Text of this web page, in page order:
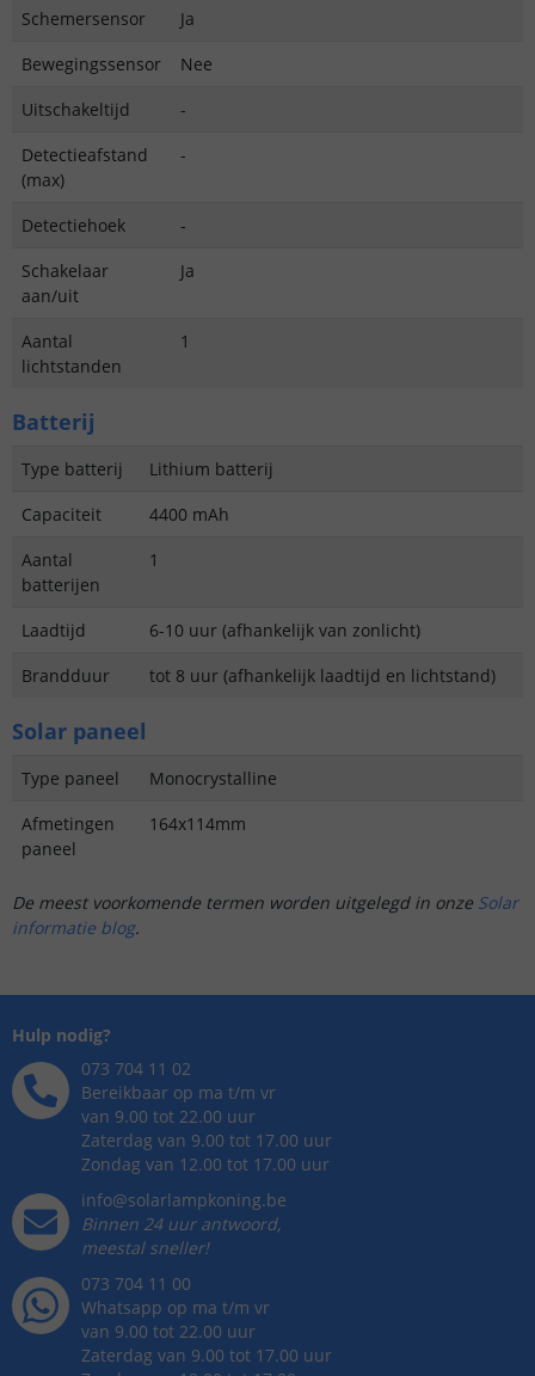
Schemersensor
Ja
Bewegingssensor
Nee
Uitschakeltijd
-
Detectieafstand
(max)
-
Detectiehoek
-
Schakelaar
aan/uit
Ja
Aantal
lichtstanden
1
Batterij
Type batterij
Lithium batterij
Capaciteit
4400 mAh
Aantal
batterijen
1
Laadtijd
6-10 uur (afhankelijk van zonlicht)
Brandduur
tot 8 uur (afhankelijk laadtijd en lichtstand)
Solar paneel
Type paneel
Monocrystalline
Afmetingen
paneel
164x114mm
De meest voorkomende termen worden uitgelegd in onze Solar
informatie blog.
Hulp nodig?
073 704 11 02
Bereikbaar op ma t/m vr
van 9.00 tot 22.00 uur
Zaterdag van 9.00 tot 17.00 uur
Zondag van 12.00 tot 17.00 uur
info@solarlampkoning.be
Binnen 24 uur antwoord,
meestal sneller!
073 704 11 00
Whatsapp op ma t/m vr
van 9.00 tot 22.00 uur
Zaterdag van 9.00 tot 17.00 uur